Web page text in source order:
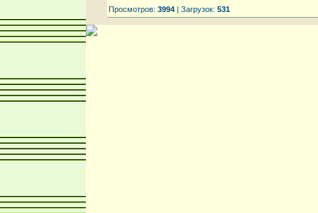
Просмотров: 3994 | Загрузок: 531